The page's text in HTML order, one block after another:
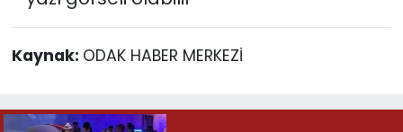
Kaynak: ODAK HABER MERKEZİ